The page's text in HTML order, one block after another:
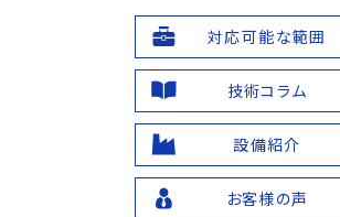
対応可能な範囲
技術コラム
設備紹介
お客様の声